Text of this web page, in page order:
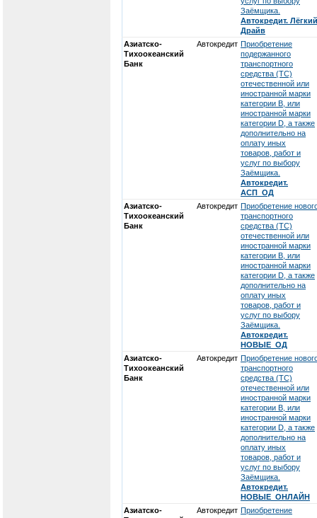
Заёмщика.
Автокредит. Лёгкий
Драйв
Азиатско-
Тихоокеанский
Банк
Автокредит Приобретение
подержанного
транспортного
средства (ТС)
отечественной или
иностранной марки
категории В, или
иностранной марки
категории D, а также
дополнительно на
оплату иных
товаров, работ и
услуг по выбору
Заёмщика.
Автокредит.
АСП_ОД
Азиатско-
Тихоокеанский
Банк
Автокредит Приобретение
транспортного
средства (ТС)
отечественной или
иностранной марки
категории В, или
иностранной марки
категории D, а также
дополнительно на
оплату иных
товаров, работ и
услуг по выбору
Заёмщика.
Автокредит.
НОВЫЕ_ОД
Азиатско-
Тихоокеанский
Банк
Автокредит Приобретение
транспортного
средства (ТС)
отечественной или
иностранной марки
категории В, или
иностранной марки
категории D, а также
дополнительно на
оплату иных
товаров, работ и
услуг по выбору
Заёмщика.
Автокредит.
НОВЫЕ_ОНЛАЙН
Азиатско-
Автокредит Приобретение